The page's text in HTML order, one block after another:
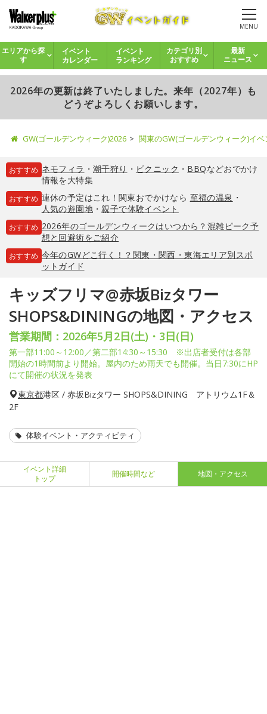
MENU
エリアから探
す
イベント
カレンダー
イベント
ランキング
カテゴリ別
おすすめ
最新
ニュース
2026年の更新は終了いたしました。来年（2027年）も
どうぞよろしくお願いします。
GW(ゴールデンウィーク)2026 関東のGW(ゴールデンウィーク)イ
おすすめ ネモフィラ ・ 潮干狩り ・ ピクニック ・ BBQなどおでかけ
情報を大特集
おすすめ 連休の予定はこれ！関東おでかけなら 至福の温泉 ・
人気の遊園地・親子で体験イベント
おすすめ 2026年のゴールデンウィークはいつから？混雑ピーク予
想と回避術をご紹介
おすすめ 今年のGWどこ行く！？関東・関西・東海エリア別スポ
ットガイド
キッズフリマ@赤坂Bizタワー
SHOPS&DININGの地図・アクセス
営業期間：2026年5月2日(土)・3日(日)
第一部11:00～12:00／第二部14:30～15:30 ※出店者受付は各部
開始の1時間前より開始。屋内のため雨天でも開催。当日7:30にHP
にて開催の状況を発表
東京都港区 / 赤坂Bizタワー SHOPS&DINING アトリウム1F＆
2F
体験イベント・アクティビティ
イベント詳細
トップ
開催時間など 地図・アクセス